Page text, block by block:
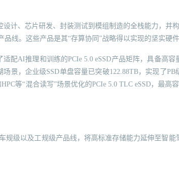
计、芯片研发、封装测试到模组制造的全栈能力，并
线。这些产品是其“存算协同”战略得以实现的坚实硬件
配AI推理和训练的PCIe 5.0 eSSD产品矩阵，具备高容
景，企业级SSD单盘容量已突破122.88TB，实现了PB
等“混合读写”场景优化的PCIe 5.0 TLC eSSD，最高容
规级以及工规级产品线，将高标准存储能力延伸至智能